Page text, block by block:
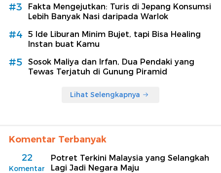
#3
Fakta Mengejutkan: Turis di Jepang Konsumsi
Lebih Banyak Nasi daripada Warlok
#4
5 Ide Liburan Minim Bujet, tapi Bisa Healing
Instan buat Kamu
#5
Sosok Maliya dan Irfan, Dua Pendaki yang
Tewas Terjatuh di Gunung Piramid
Lihat Selengkapnya
Komentar Terbanyak
22
Komentar
Potret Terkini Malaysia yang Selangkah
Lagi Jadi Negara Maju